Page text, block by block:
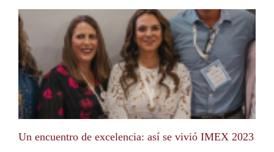
Un encuentro de excelencia: así se vivió IMEX 2023